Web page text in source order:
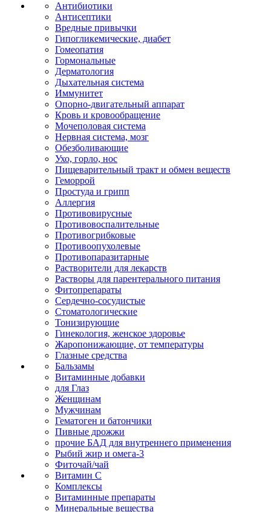
Антибиотики
Антисептики
Вредные привычки
Гипогликемические, диабет
Гомеопатия
Гормональные
Дерматология
Дыхательная система
Иммунитет
Опорно-двигательный аппарат
Кровь и кровообращение
Мочеполовая система
Нервная система, мозг
Обезболивающие
Ухо, горло, нос
Пищеварительный тракт и обмен веществ
Геморрой
Простуда и грипп
Аллергия
Противовирусные
Противовоспалительные
Противогрибковые
Противоопухолевые
Противопаразитарные
Растворители для лекарств
Растворы для парентерального питания
Фитопрепараты
Сердечно-сосудистые
Стоматологические
Тонизирующие
Гинекология, женское здоровье
Жаропонижающие, от температуры
Глазные средства
Бальзамы
Витаминные добавки
для Глаз
Женщинам
Мужчинам
Гематоген и батончики
Пивные дрожжи
прочие БАД для внутреннего применения
Рыбий жир и омега-3
Фиточай/чай
Витамин С
Комплексы
Витаминные препараты
Минеральные вещества